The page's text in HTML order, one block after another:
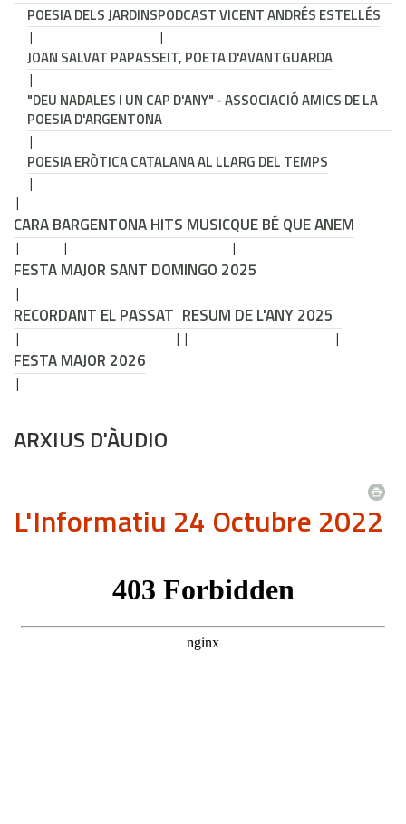
POESIA DELS JARDINSPODCAST VICENT ANDRÉS ESTELLÉS
JOAN SALVAT PAPASSEIT, POETA D'AVANTGUARDA
"DEU NADALES I UN CAP D'ANY" - ASSOCIACIÓ AMICS DE LA
POESIA D'ARGENTONA
POESIA ERÒTICA CATALANA AL LLARG DEL TEMPS
CARA BARGENTONA HITS MUSICQUE BÉ QUE ANEM
FESTA MAJOR SANT DOMINGO 2025
RECORDANT EL PASSAT RESUM DE L'ANY 2025
FESTA MAJOR 2026
ARXIUS D'ÀUDIO
L'Informatiu 24 Octubre 2022